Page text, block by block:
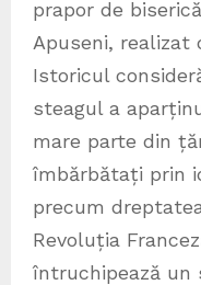
prapor de
Apuseni, realizat
Istoricul
steagul a
mare parte din
îmbărbătați prin
precum
Revoluția
întruchipează un